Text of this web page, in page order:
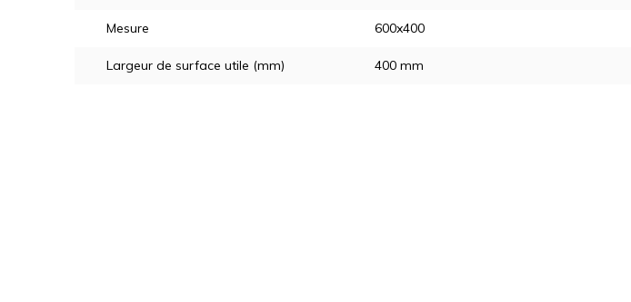
Mesure 600x400
Largeur de surface utile (mm) 400 mm